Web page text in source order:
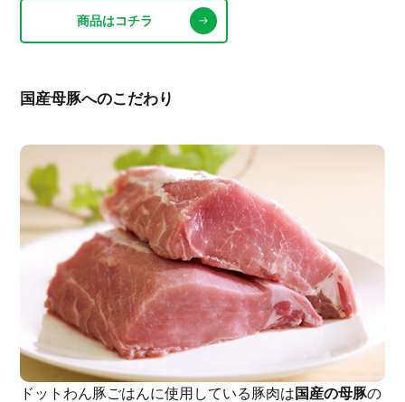
商品はコチラ
国産母豚へのこだわり
ドットわん豚ごはんに使用している豚肉は 国産の母豚の